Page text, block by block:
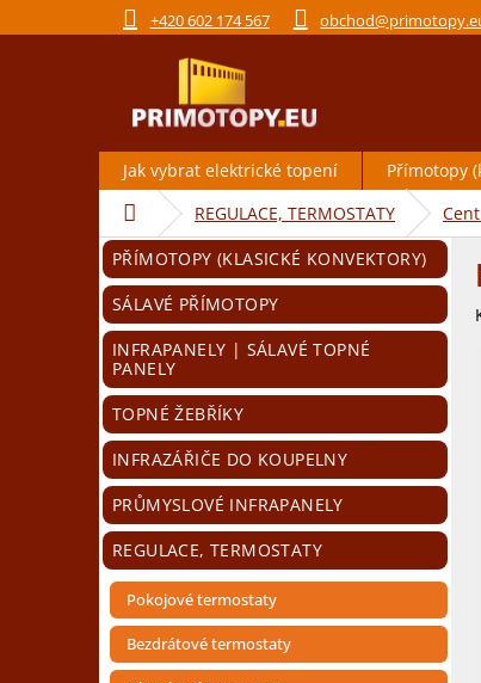
na
+420 602 174 567
Jak vybrat elektrické topení Přímotopy
Domů REGULACE, TERMOSTATY
P
o
s
t
a
n
n
í
p
a
n
e
Přeskočit
kategorie
PŘÍMOTOPY (KLASICKÉ KONVEKTORY)
SÁLAVÉ PŘÍMOTOPY
INFRAPANELY | SÁLAVÉ TOPNÉ
PANELY
TOPNÉ ŽEBŘÍKY
INFRAZÁŘIČE DO KOUPELNY
PRŮMYSLOVÉ INFRAPANELY
REGULACE, TERMOSTATY
Pokojové termostaty
Bezdrátové termostaty